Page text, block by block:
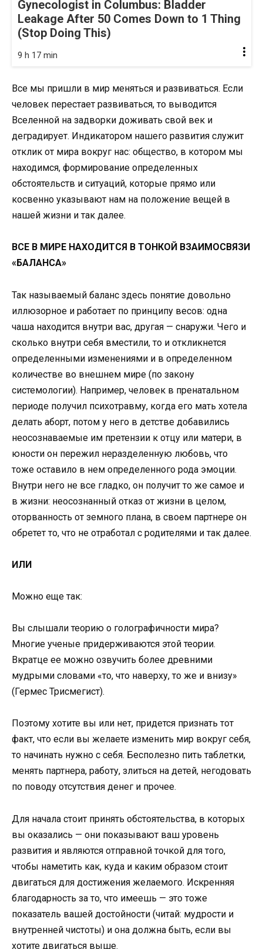
Gynecologist in Columbus: Bladder
Leakage After 50 Comes Down to 1 Thing
(Stop Doing This)
9 h 17 min
Все мы пришли в мир меняться и развиваться. Если
человек перестает развиваться, то выводится
Вселенной на задворки доживать свой век и
деградирует. Индикатором нашего развития служит
отклик от мира вокруг нас: общество, в котором мы
находимся, формирование определенных
обстоятельств и ситуаций, которые прямо или
косвенно указывают нам на положение вещей в
нашей жизни и так далее.
ВСЕ В МИРЕ НАХОДИТСЯ В ТОНКОЙ ВЗАИМОСВЯЗИ
«БАЛАНСА»
Так называемый баланс здесь понятие довольно
иллюзорное и работает по принципу весов: одна
чаша находится внутри вас, другая — снаружи. Чего и
сколько внутри себя вместили, то и откликнется
определенными изменениями и в определенном
количестве во внешнем мире (по закону
системологии). Например, человек в пренатальном
периоде получил психотравму, когда его мать хотела
делать аборт, потом у него в детстве добавились
неосознаваемые им претензии к отцу или матери, в
юности он пережил неразделенную любовь, что
тоже оставило в нем определенного рода эмоции.
Внутри него не все гладко, он получит то же самое и
в жизни: неосознанный отказ от жизни в целом,
оторванность от земного плана, в своем партнере он
обретет то, что не отработал с родителями и так далее.
ИЛИ
Можно еще так:
Вы слышали теорию о голографичности мира?
Многие ученые придерживаются этой теории.
Вкратце ее можно озвучить более древними
мудрыми словами «то, что наверху, то же и внизу»
(Гермес Трисмегист).
Поэтому хотите вы или нет, придется признать тот
факт, что если вы желаете изменить мир вокруг себя,
то начинать нужно с себя. Бесполезно пить таблетки,
менять партнера, работу, злиться на детей, негодовать
по поводу отсутствия денег и прочее.
Для начала стоит принять обстоятельства, в которых
вы оказались — они показывают ваш уровень
развития и являются отправной точкой для того,
чтобы наметить как, куда и каким образом стоит
двигаться для достижения желаемого. Искренняя
благодарность за то, что имеешь — это тоже
показатель вашей достойности (читай: мудрости и
внутренней чистоты) и она должна быть, если вы
хотите двигаться выше.